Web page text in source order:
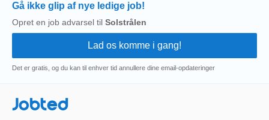
Gå ikke glip af nye ledige job!
Opret en job advarsel til Solstrålen
Det er gratis, og du kan til enhver tid annullere dine email-opdateringer
Jobted